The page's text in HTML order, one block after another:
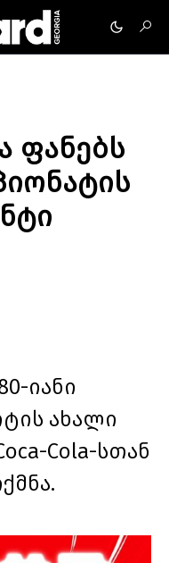
ფანებს
იანი
ახალი
Cola-სთან